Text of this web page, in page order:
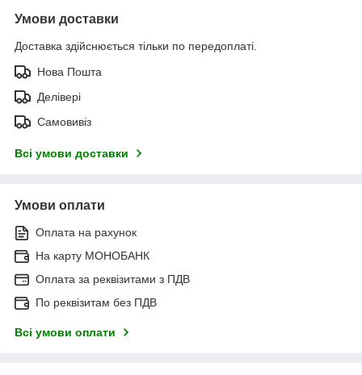
Умови доставки
Доставка здійснюється тільки по передоплаті.
Нова Пошта
Делівері
Самовивіз
Всі умови доставки
Умови оплати
Оплата на рахунок
На карту МОНОБАНК
Оплата за реквізитами з ПДВ
По реквізитам без ПДВ
Всі умови оплати